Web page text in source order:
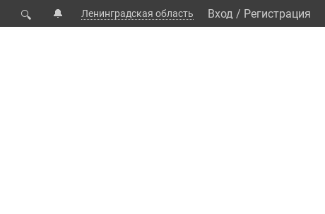
🔍 🔔 Ленинградская область Вход / Регистрация